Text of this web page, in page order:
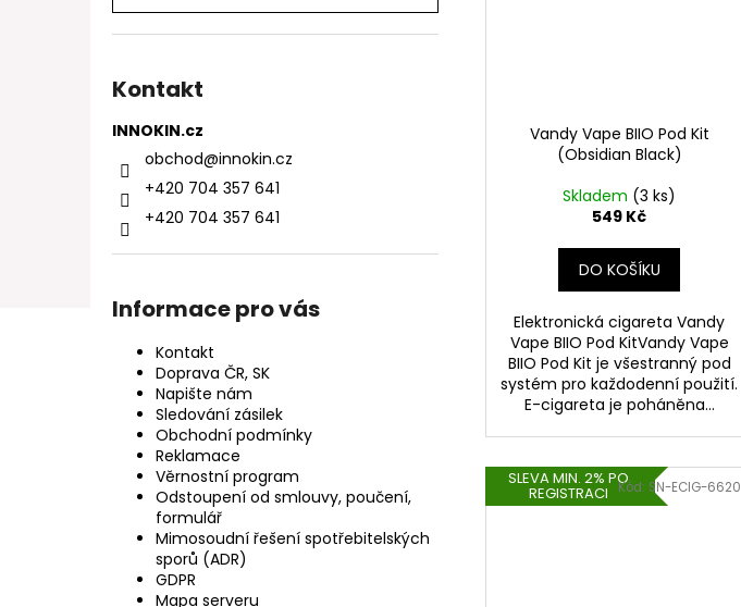
Kontakt
INNOKIN.cz
obchod@innokin.cz
+420 704 357 641
+420 704 357 641
Informace pro vás
Kontakt
Doprava ČR, SK
Napište nám
Sledování zásilek
Obchodní podmínky
Reklamace
Věrnostní program
Odstoupení od smlouvy, poučení,
formulář
Mimosoudní řešení spotřebitelských
sporů (ADR)
GDPR
Mapa serveru
Vandy Vape BIIO Pod Kit
(Obsidian Black)
Skladem (3 ks)
549 Kč
DO KOŠÍKU
Elektronická cigareta Vandy
Vape BIIO Pod KitVandy Vape
BIIO Pod Kit je všestranný pod
systém pro každodenní použití.
E-cigareta je poháněna...
SLEVA MIN. 2% PO
REGISTRACI Kód: SN-ECIG-6620